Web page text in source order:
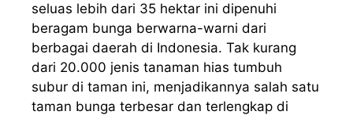
seluas lebih dari 35 hektar ini dipenuhi
beragam bunga berwarna-warni dari
berbagai daerah di Indonesia. Tak kurang
dari 20.000 jenis tanaman hias tumbuh
subur di taman ini, menjadikannya salah satu
taman bunga terbesar dan terlengkap di